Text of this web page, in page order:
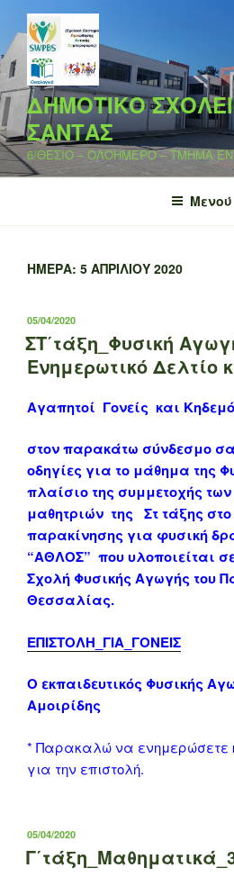
Μετάβαση
στο
περιεχόμενο
ΔΗΜΟΤΙΚΟ
ΣΑΝΤΑΣ
6/ΘΕΣΙΟ – ΟΛΟΗΜΕΡΟ – ΤΜΗΜΑ
Μενού
ΗΜΈΡΑ: 5 ΑΠΡΙΛΊΟΥ 2020
ΔΗΜΟΣΙΕΎΤΗΚΕ
ΣΤΙΣ
05/04/2020
ΣΤ΄τάξη_Φυσική
Ενημερωτικό Δελτίο
Αγαπητοί Γονείς και
στον παρακάτω σύνδεσμο
οδηγίες για το μάθημα της
πλαίσιο της συμμετοχής
μαθητριών της Στ τάξης
παρακίνησης για φυσική
“ΑΘΛΟΣ” που υλοποιείται
Σχολή Φυσικής Αγωγής του
Θεσσαλίας.
ΕΠΙΣΤΟΛΗ_ΓΙΑ_ΓΟΝΕΙΣ
Ο εκπαιδευτικός Φυσικής
Αμοιρίδης
* Παρακαλώ να ενημερώσετε
για την επιστολή.
ΔΗΜΟΣΙΕΎΤΗΚΕ
ΣΤΙΣ
05/04/2020